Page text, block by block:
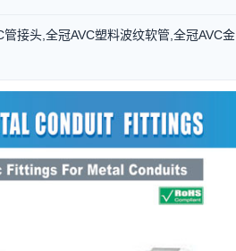
接头,全冠AVC塑料波纹软管,全冠AVC金